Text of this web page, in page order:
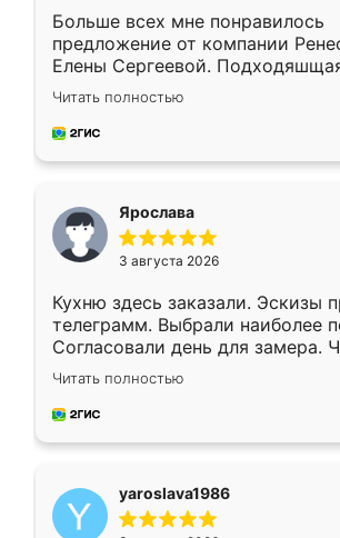
Больше всех мне понравилось
предложение от компании
Елены Сергеевой.
короткие сроки изготовления.
для замера сотрудник Владислав
предложил по моему эскизу
Читать полностью
Ярослава
3 августа 2026
Кухню здесь заказали. Эскизы
телеграмм. Выбрали наиболее
Согласовали день для замера.
недели кухня была уже готова.
довольны работой. Спасибо
мебель за качественную работу!
Читать полностью
yaroslava1986